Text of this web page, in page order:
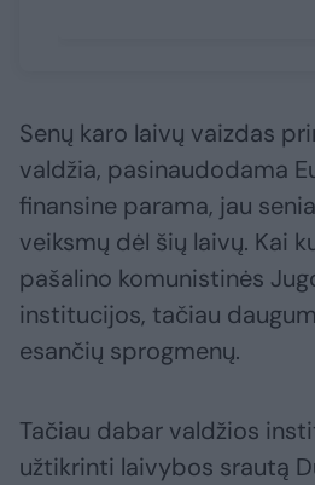
Senų karo laivų vaizdas
valdžia, pasinaudodama
finansine parama, jau
veiksmų dėl šių laivų. Kai
pašalino komunistinės
institucijos, tačiau
esančių sprogmenų.
Tačiau dabar valdžios
užtikrinti laivybos srautą